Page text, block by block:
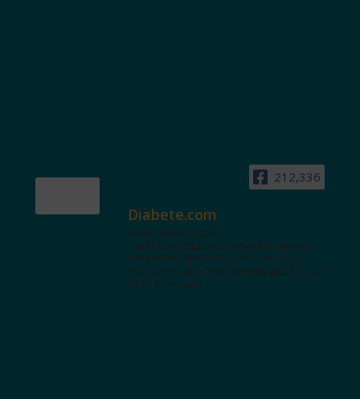
212,336
Diabete.com
www.diabete.com
Tanti contenuti autorevoli e un'area
interattiva dedicata a te con spazi
educazionali e test. Iscriviti alla NL per
tutte le novità!